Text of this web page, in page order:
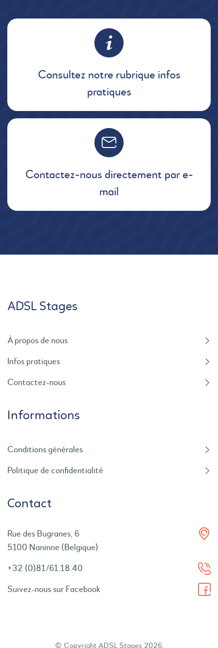
Consultez notre rubrique infos
pratiques
Contactez-nous directement par e-
mail
ADSL Stages
À propos de nous
Infos pratiques
Contactez-nous
Informations
Conditions générales
Politique de confidentialité
Contact
Rue des Bugranes, 6
5100 Naninne (Belgique)
+32 (0)81/61.18.40
Suivez-nous sur Facebook
© Copyright ADSL Stages 2026.